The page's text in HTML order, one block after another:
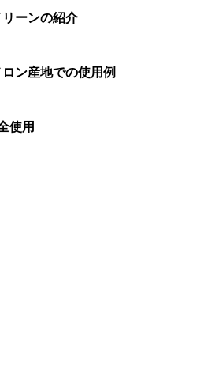
ーンの紹介
ン産地での使用例
使用